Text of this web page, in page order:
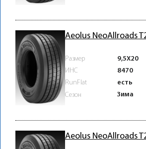
Aeolus NeoAllroads
Размер
9,5X20
ИНС
8470
RunFlat
есть
Сезон
Зима
Aeolus NeoAllroads